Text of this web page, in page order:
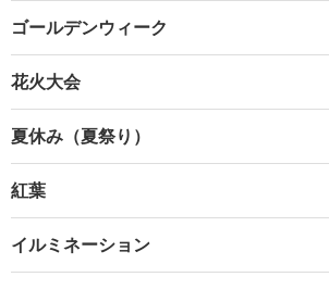
ゴールデンウィーク
花火大会
夏休み（夏祭り）
紅葉
イルミネーション